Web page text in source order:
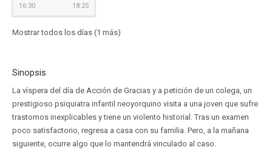
16:30
18:25
Mostrar todos los días (1 más)
Sinopsis
La víspera del día de Acción de Gracias y a petición de un colega, un
prestigioso psiquiatra infantil neoyorquino visita a una joven que sufre
trastornos inexplicables y tiene un violento historial. Tras un examen
poco satisfactorio, regresa a casa con su familia. Pero, a la mañana
siguiente, ocurre algo que lo mantendrá vinculado al caso.